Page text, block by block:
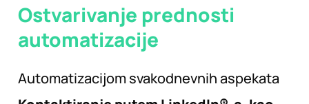
Ostvarivanje prednosti
automatizacije
Automatizacijom svakodnevnih aspekata